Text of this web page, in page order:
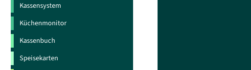
Kassensystem
Küchenmonitor
Kassenbuch
Speisekarten